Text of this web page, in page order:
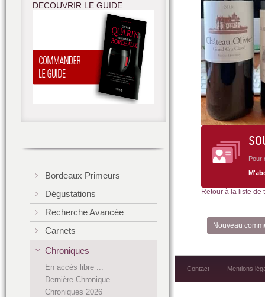
Pour
Retour à la liste de
Nouveau
Contact Mentions
DECOUVRIR LE GUIDE
Bordeaux Primeurs
Dégustations
Recherche Avancée
Carnets
Chroniques
En accès libre ...
Dernière Chronique
Chroniques 2026